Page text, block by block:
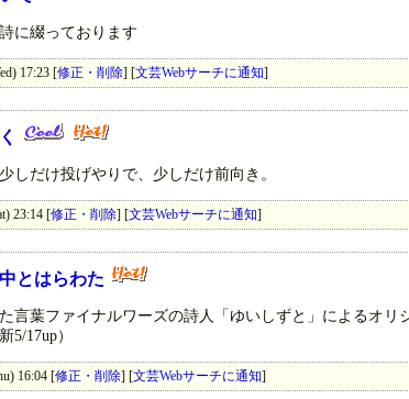
に綴っております
17:23 [修正・削除] [文芸Webサーチに通知]
しだけ投げやりで、少しだけ前向き。
23:14 [修正・削除] [文芸Webサーチに通知]
とはらわた
葉ファイナルワーズの詩人「ゆいしずと」によるオリ
5/17up）
16:04 [修正・削除] [文芸Webサーチに通知]